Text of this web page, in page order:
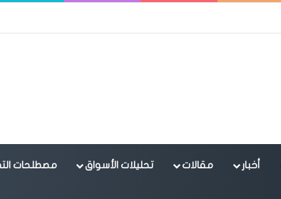
أخبار مقالات تحليلات الأسواق مصطلحات